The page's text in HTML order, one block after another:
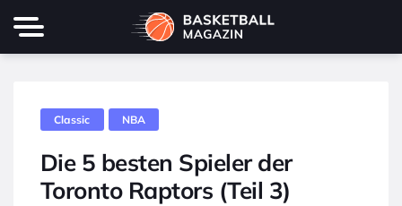
Classic NBA
Die 5 besten Spieler der
Toronto Raptors (Teil 3)